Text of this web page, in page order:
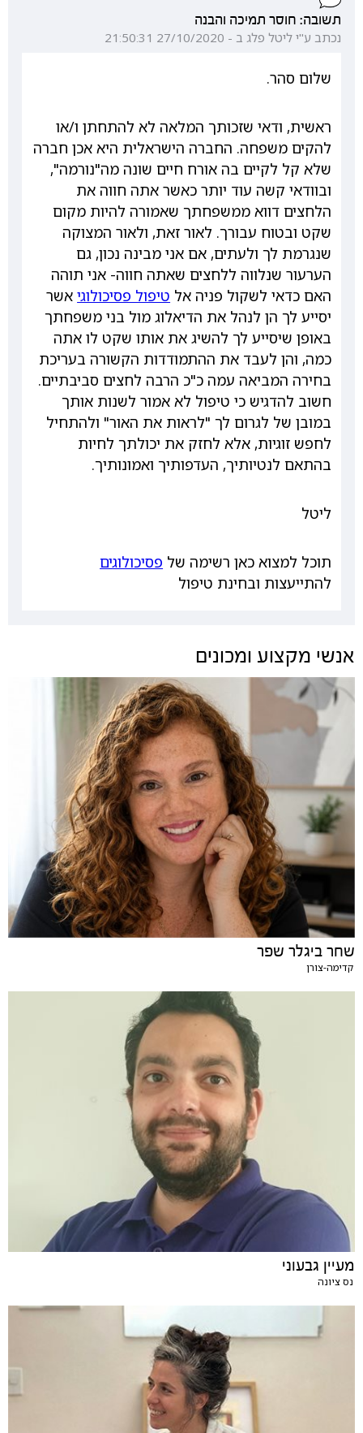
תשובה: חוסר תמיכה והבנה
נכתב ע"י ליטל פלג ב - 27/10/2020 21:50:31
שלום סהר.
ראשית, ודאי שזכותך המלאה לא להתחתן ו/או
להקים משפחה. החברה הישראלית היא אכן חברה
שלא קל לקיים בה אורח חיים שונה מה"נורמה",
ובוודאי קשה עוד יותר כאשר אתה חווה את
הלחצים דווא ממשפחתך שאמורה להיות מקום
שקט ובטוח עבורך. לאור זאת, ולאור המצוקה
שנגרמת לך ולעתים, אם אני מבינה נכון, גם
הערעור שנלווה ללחצים שאתה חווה- אני תוהה
האם כדאי לשקול פניה אל טיפול פסיכולוגיאשר
יסייע לך הן לנהל את הדיאלוג מול בני משפחתך
באופן שיסייע לך להשיג את אותו שקט לו אתה
כמה, והן לעבד את ההתמודדות הקשורה בעריכת
בחירה המביאה עמה כ"כ הרבה לחצים סביבתיים.
חשוב להדגיש כי טיפול לא אמור לשנות אותך
במובן של לגרום לך "לראות את האור" ולהתחיל
לחפש זוגיות, אלא לחזק את יכולתך לחיות
בהתאם לנטיותיך, העדפותיך ואמונותיך.
ליטל
תוכל למצוא כאן רשימה של פסיכולוגים
להתייעצות ובחינת טיפול
אנשי מקצוע ומכונים
שחר ביגלר שפר
קדימה-צורן
מעיין גבעוני
נס ציונה